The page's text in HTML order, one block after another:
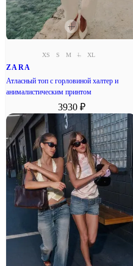
XS S M L XL
ZARA
Атласный топ с горловиной халтер и
анималистическим принтом
3930 ₽